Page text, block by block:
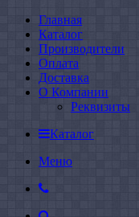
Главная
Каталог
Производители
Оплата
Доставка
О Компании
Реквизиты
Каталог
Меню